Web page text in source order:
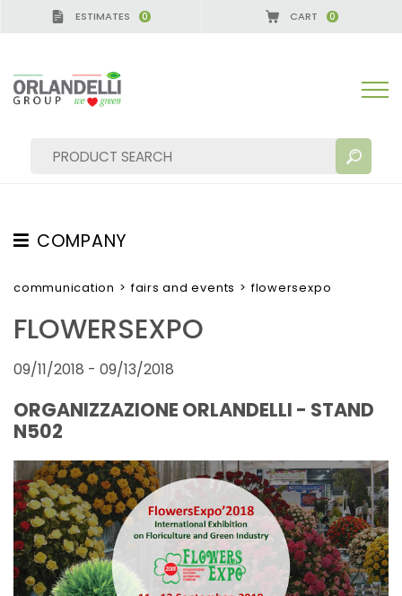
ESTIMATES 0 CART 0
MORE RESULTS FOR YOU:
COMPANY
ABOUT US
SUSTAINABILITY
FAIRS AND EVENTS
communication > fairs and events > flowersexpo
FLOWERSEXPO
09/11/2018 - 09/13/2018
ORGANIZZAZIONE ORLANDELLI - STAND
N502